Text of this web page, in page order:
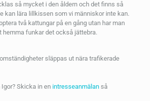
så mycket i den åldern och det finns så
kan lära lillkissen som vi människor inte kan.
två kattungar på en gång utan har man
hemma funkar det också jättebra.
släppas ut nära trafikerade
Skicka in en intresseanmälanså